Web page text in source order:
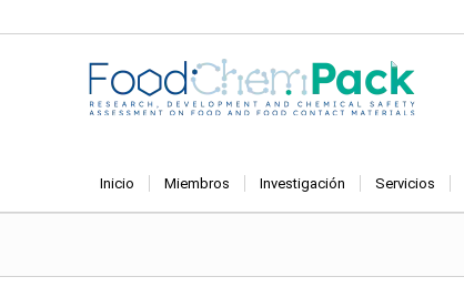
Inicio Miembros Investigación Servicios